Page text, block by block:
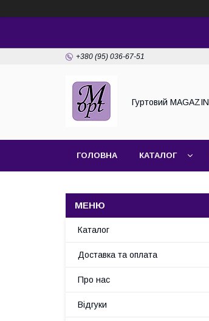
+380 (95) 036-67-51
Гуртовий MAGAZIN
ГОЛОВНА КАТАЛОГ
Каталог
Доставка та оплата
Про нас
Відгуки